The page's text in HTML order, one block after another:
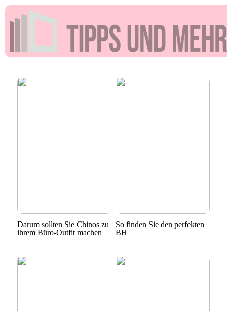
Darum sollten Sie Chinos zu
ihrem Büro-Outfit machen
So finden Sie den perfekten
BH